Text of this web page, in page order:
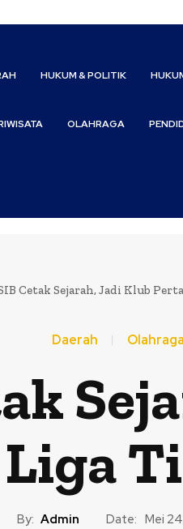
HUKUM & POLITIK
OLAHRAGA
Cetak Sejarah, Jadi Klub
Daerah Olahraga
By: Admin Date: Mei